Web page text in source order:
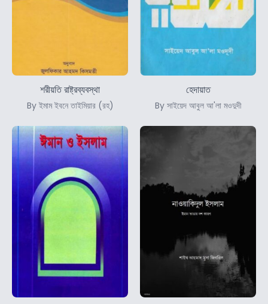
শরীয়তি রাষ্ট্রব্যবস্থা
By ইমাম ইবনে তাইমিয়ার (রহ)
হেদায়াত
By সাইয়েদ আবুল আ'লা মওদুদী